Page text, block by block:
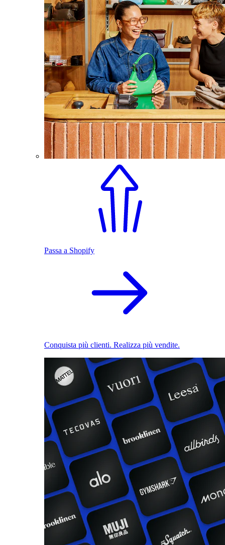
Passa a Shopify
Conquista più clienti. Realizza più vendite.